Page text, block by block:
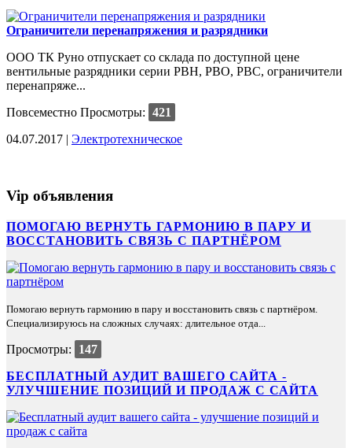
Ограничители перенапряжения и разрядники
ООО ТК Руно отпускает со склада по доступной цене
вентильные разрядники серии РВН, РВО, РВС, ограничители
перенапряже...
Повсеместно Просмотры: 421
04.07.2017 | Электротехническое
Vip объявления
ПОМОГАЮ ВЕРНУТЬ ГАРМОНИЮ В ПАРУ И
ВОССТАНОВИТЬ СВЯЗЬ С ПАРТНЁРОМ
Помогаю вернуть гармонию в пару и восстановить связь с партнёром.
Специализируюсь на сложных случаях: длительное отда...
Просмотры:
147
БЕСПЛАТНЫЙ АУДИТ ВАШЕГО САЙТА -
УЛУЧШЕНИЕ ПОЗИЦИЙ И ПРОДАЖ С САЙТА